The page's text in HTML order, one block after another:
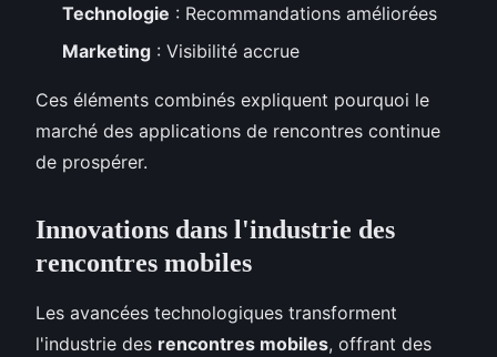
Technologie : Recommandations améliorées
Marketing : Visibilité accrue
Ces éléments combinés expliquent pourquoi le
marché des applications de rencontres continue
de prospérer.
Innovations dans l'industrie des
rencontres mobiles
Les avancées technologiques transforment
l'industrie des rencontres mobiles, offrant des